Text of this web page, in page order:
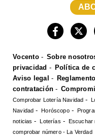
Vocento Sobre
privacidad
Política de
Aviso legal
contratación
Comprobar Lotería Navidad
Navidad
Horóscopo
noticias
Loterías Escuchar
comprobar número - La Verdad
ABC
El
Las
Burgosconecta
Huelva 24
XL Semanal
Welife
Oferplan
Renting Coches